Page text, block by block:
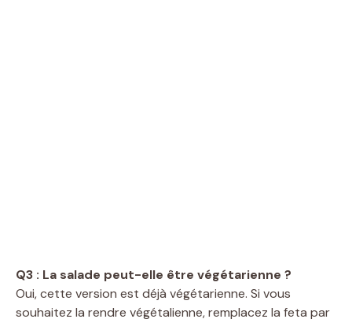
Q3 : La salade peut-elle être végétarienne ?
Oui, cette version est déjà végétarienne. Si vous
souhaitez la rendre végétalienne, remplacez la feta par